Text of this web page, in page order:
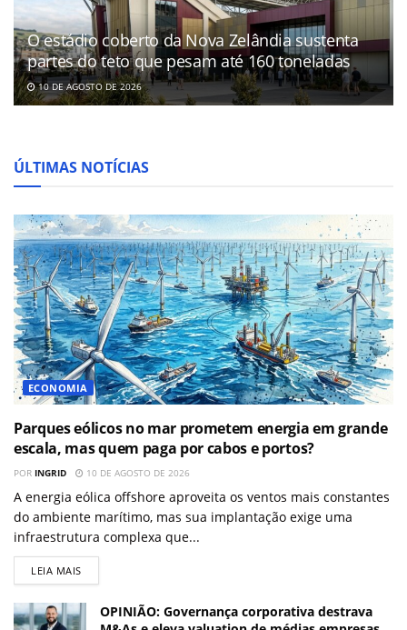
O estádio coberto da Nova Zelândia sustenta
partes do teto que pesam até 160 toneladas
10 DE AGOSTO DE 2026
ÚLTIMAS NOTÍCIAS
ECONOMIA
Parques eólicos no mar prometem energia em grande
escala, mas quem paga por cabos e portos?
POR INGRID 10 DE AGOSTO DE 2026
A energia eólica offshore aproveita os ventos mais constantes
do ambiente marítimo, mas sua implantação exige uma
infraestrutura complexa que...
LEIA MAIS
OPINIÃO: Governança corporativa destrava